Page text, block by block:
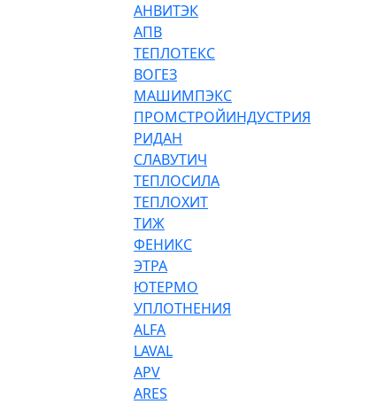
АНВИТЭК
АПВ
ТЕПЛОТЕКС
ВОГЕЗ
МАШИМПЭКС
ПРОМСТРОЙИНДУСТРИЯ
РИДАН
СЛАВУТИЧ
ТЕПЛОСИЛА
ТЕПЛОХИТ
ТИЖ
ФЕНИКС
ЭТРА
ЮТЕРМО
УПЛОТНЕНИЯ
ALFA
LAVAL
APV
ARES